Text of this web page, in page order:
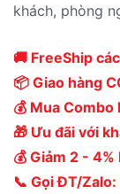
khách, phòng
🚚 FreeShip
📦 Giao hàng
💰 Mua
🎁 Ưu đãi với
💰 Giảm 2 -
📞 Gọi ĐT/Zalo: